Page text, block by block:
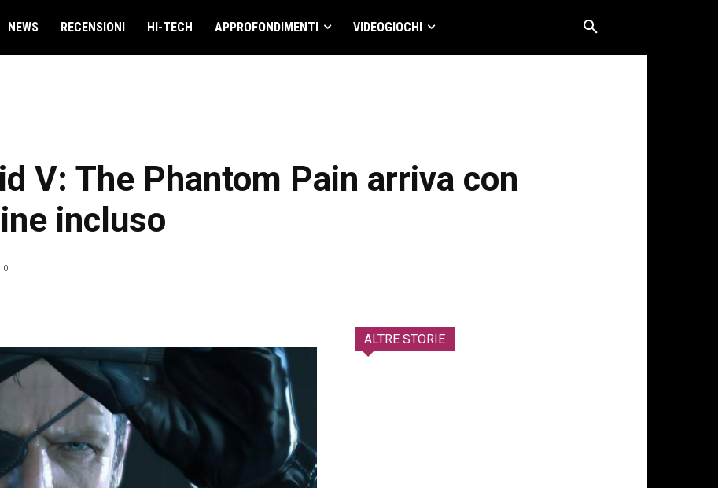
NEWS RECENSIONI HI-TECH APPROFONDIMENTI VIDEOGIOCHI
V: The Phantom Pain arriva con
incluso
0
ALTRE STORIE